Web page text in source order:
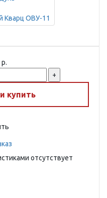
+
купить
отсутствует